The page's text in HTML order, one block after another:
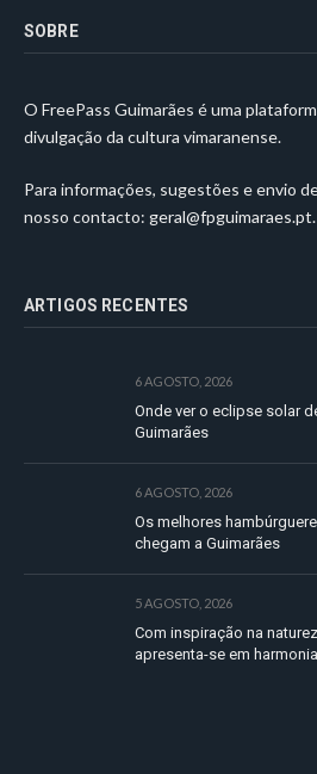
SOBRE
O FreePass Guimarães é uma
divulgação da cultura vimaranense.
Para informações, sugestões e envio
nosso contacto: geral@fpguimaraes.pt.
ARTIGOS RECENTES
6 AGOSTO, 2026
Onde ver o eclipse solar
Guimarães
6 AGOSTO, 2026
Os melhores
chegam a Guimarães
5 AGOSTO, 2026
Com inspiração na
apresenta-se em